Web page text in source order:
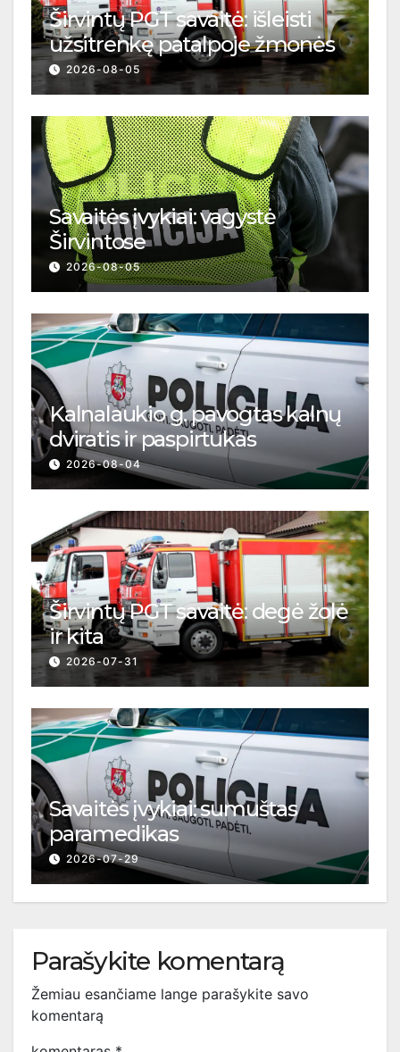
Širvintų PGT savaitė: išleisti
užsitrenkę patalpoje žmonės
2026-08-05
Savaitės įvykiai: vagystė
Širvintose
2026-08-05
Kalnalaukio g. pavogtas kalnų
dviratis ir paspirtukas
2026-08-04
Širvintų PGT savaitė: degė žolė
ir kita
2026-07-31
Savaitės įvykiai: sumuštas
paramedikas
2026-07-29
Parašykite komentarą
Žemiau esančiame lange parašykite savo
komentarą